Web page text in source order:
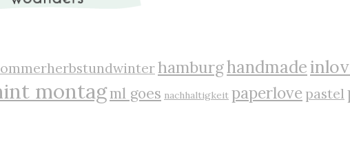
hamburghandmade
montagml goes nachhaltigkeit paperlove pastel